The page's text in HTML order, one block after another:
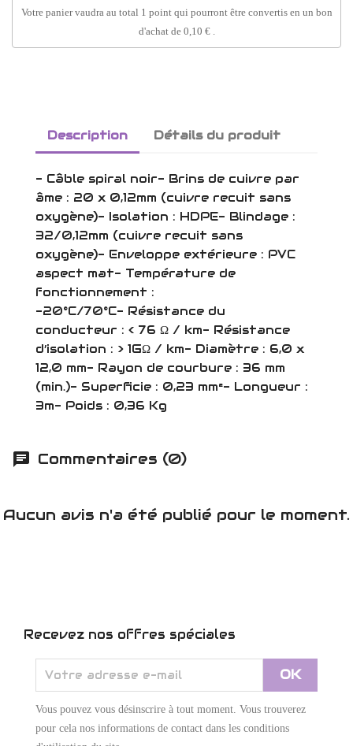
Votre panier vaudra au total 1 pointqui pourront être convertis en un bon
d'achat de 0,10 €.
Description Détails du produit
- Câble spiral noir- Brins de cuivre par
âme : 20 x 0,12mm (cuivre recuit sans
oxygène)- Isolation : HDPE- Blindage :
32/0,12mm (cuivre recuit sans
oxygène)- Enveloppe extérieure : PVC
aspect mat- Température de
fonctionnement :
-20°C/70°C- Résistance du
conducteur : < 76 Ω / km- Résistance
d’isolation : > 1GΩ / km- Diamètre : 6,0 x
12,0 mm- Rayon de courbure : 36 mm
(min.)- Superficie : 0,23 mm²- Longueur :
3m- Poids : 0,36 Kg
Commentaires (0)
Aucun avis n'a été publié pour le moment.
Recevez nos offres spéciales
Vous pouvez vous désinscrire à tout moment. Vous trouverez
pour cela nos informations de contact dans les conditions